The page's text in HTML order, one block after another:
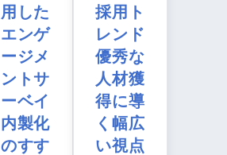
用した
エンゲ
ージメ
ントサ
ーベイ
内製化
のすす
採用ト
レンド
優秀な
人材獲
得に導
く幅広
い視点